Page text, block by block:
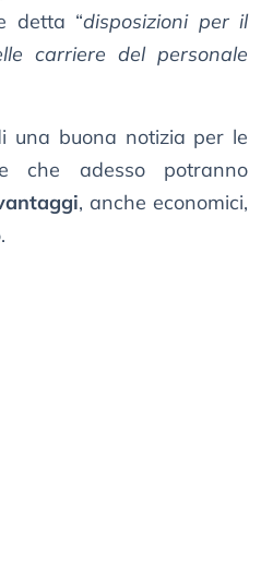
detta “disposizioni per il
carriere del personale
una buona notizia per le
che adesso potranno
, anche economici,